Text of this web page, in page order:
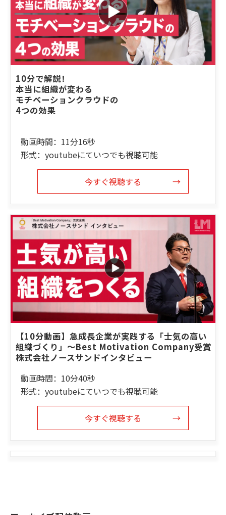
10分で解説！
本当に組織が変わる
モチベーションクラウドの
4つの効果
動画時間：11分16秒
形式：youtubeにていつでも視聴可能
今すぐ視聴する
【10分動画】急成長企業が実践する「士気の高い
組織づくり」～Best Motivation Company受賞
株式会社ノースサンドインタビュー
動画時間：10分40秒
形式：youtubeにていつでも視聴可能
今すぐ視聴する